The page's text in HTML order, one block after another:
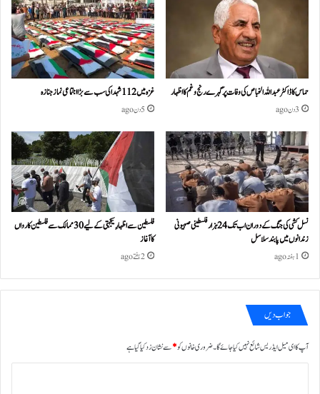
حماس کا ڈاکٹر عبداللہ الخباص کی وفات پر گہرے رنج وغم کااظہار
3 دن ago
غزہ میں 112 شہدا کی سب سے بڑا اجتماعی نماز جنازہ
5 دن ago
نسل کشی کی جنگ کے دوران اب تک 24ہزار فلسطینی صہیونی
زندانوں میں پابند سلاسل
1 ہفتہ ago
فلسطین سے اظہارِ یکجہتی کے لیے 30 ممالک سے فلسطین کارواں
کا آغاز
2 ہفتے ago
جواب دیں
آپ کا ای میل ایڈریس شائع نہیں کیا جائے گا۔ضروری خانوں کو*سے نشان زد کیا گیا ہے